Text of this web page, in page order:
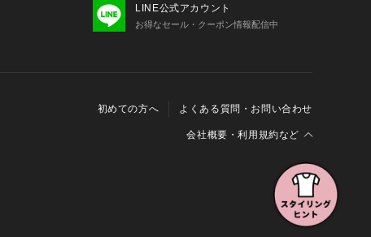
LINE公式アカウント
お得なセール・クーポン情報配信中
初めての方へ よくある質問・お問い合わせ
会社概要・利用規約など
特定商取引に関する法律に基づく表示
Cookieおよびアクセスログについて
三井不動産グループ ソーシャルメディアガイドライン